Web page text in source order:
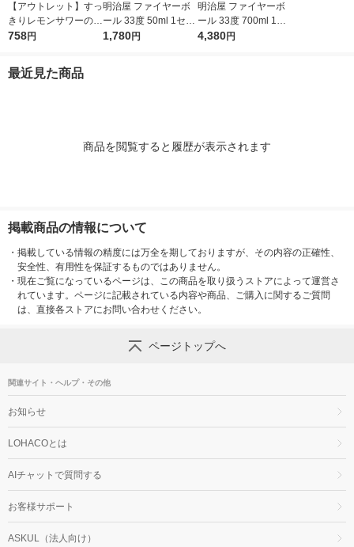
【アウトレット】すっ
きりレモンサワーの素
25度 1L 1本 東亜酒
758円
明治屋 ファイヤーボ
ール 33度 50ml 1セッ
ト（10本） リキュー
1,780円
明治屋 ファイヤーボ
ール 33度 700ml 1セ
ット（2本） リキュー
4,380円
最近見た商品
商品を閲覧すると履歴が表示されます
掲載商品の情報について
・ 掲載している情報の精度には万全を期しておりますが、その内容の正確性、
安全性、有用性を保証するものではありません。
・ 現在ご覧になっているページは、この商品を取り扱うストアによって運営さ
れています。ページに記載されている内容や商品、ご購入に関するご質問
は、直接各ストアにお問い合わせください。
ページトップへ
関連サイト・ヘルプ・その他
お知らせ
LOHACOとは
AIチャットで質問する
お客様サポート
ASKUL（法人向け）